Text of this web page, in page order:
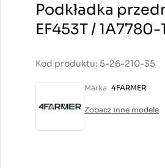
Podkładka
EF453T /
Kod produktu: 5-26-210-35
Marka 4FARMER
Zobacz inne modele